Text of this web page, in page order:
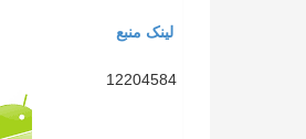
لینک منبع
12204584